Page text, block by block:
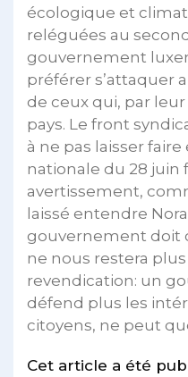
écologique et
reléguées au
gouvernement
préférer s’attaquer
de ceux qui, par
pays. Le front
à ne pas laisser
nationale du 28 juin
avertissement,
laissé entendre Nora
gouvernement doit
ne nous restera
revendication: un
défend plus les
citoyens, ne peut
Cet article a été